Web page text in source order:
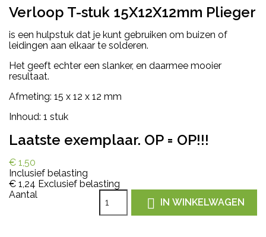
Verloop T-stuk 15X12X12mm Plieger
is een hulpstuk dat je kunt gebruiken om buizen of
leidingen aan elkaar te solderen.
Het geeft echter een slanker, en daarmee mooier
resultaat.
Afmeting: 15 x 12 x 12 mm
Inhoud: 1 stuk
Laatste exemplaar. OP = OP!!!
€ 1,50
Inclusief belasting
€ 1,24 Exclusief belasting
Aantal
 IN WINKELWAGEN